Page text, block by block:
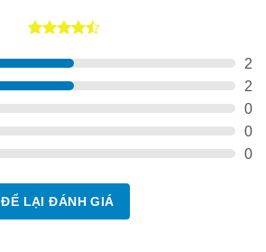
5 dựa trên
đánh giá
2
2
0
0
0
ĐỂ LẠI ĐÁNH GIÁ